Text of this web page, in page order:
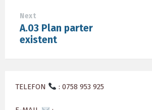
Next
A.03 Plan parter
existent
TELEFON : 0758 953 925